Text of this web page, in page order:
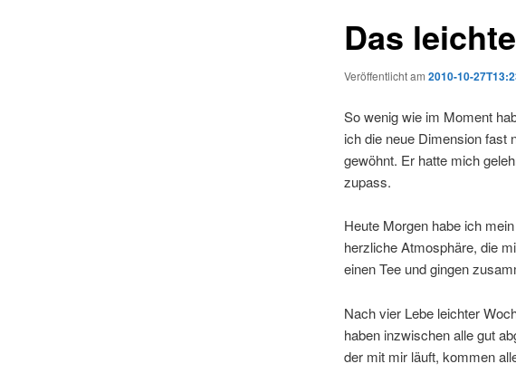
Das
Veröffentlicht am 2010-10-
So wenig wie im Moment
ich die neue Dimension fast
gewöhnt. Er hatte mich
zupass.
Heute Morgen habe ich
herzliche Atmosphäre, die
einen Tee und gingen
Nach vier Lebe leichter
haben inzwischen alle gut
der mit mir läuft, kommen